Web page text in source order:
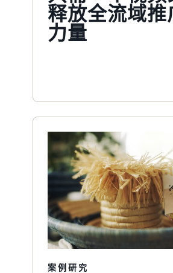
释放全流域推
力量
案例研究